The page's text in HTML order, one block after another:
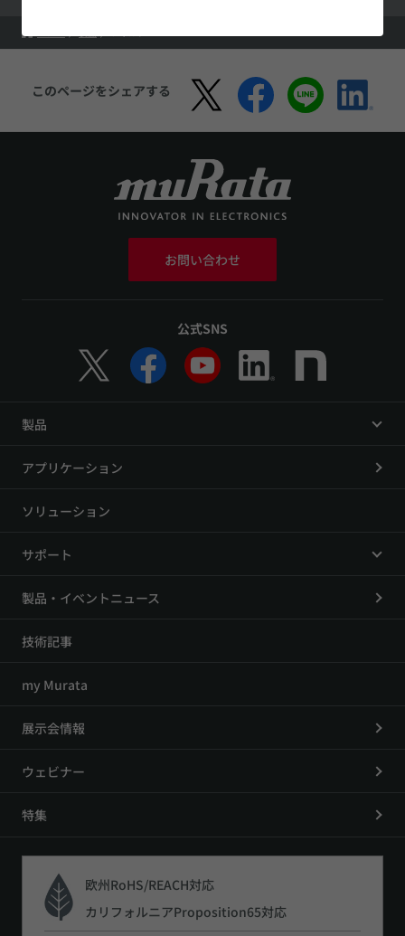
このページをシェアする
お問い合わせ
公式SNS
製品
アプリケーション
ソリューション
サポート
製品・イベントニュース
技術記事
my Murata
展示会情報
ウェビナー
特集
欧州RoHS/REACH対応
カリフォルニアProposition65対応